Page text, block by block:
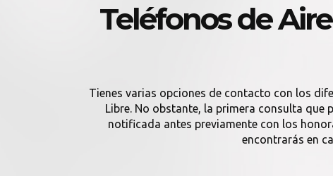
Teléfonos de
Tienes varias opciones de contacto con los
Libre. No obstante, la primera consulta que
notificada antes previamente con los
encontrarás en